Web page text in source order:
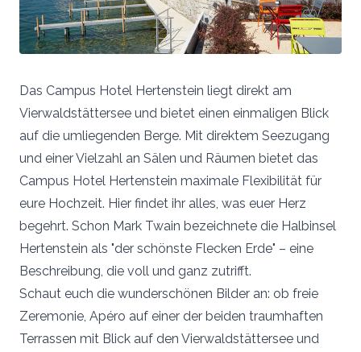
Das Campus Hotel Hertenstein liegt direkt am
Vierwaldstättersee und bietet einen einmaligen Blick
auf die umliegenden Berge. Mit direktem Seezugang
und einer Vielzahl an Sälen und Räumen bietet das
Campus Hotel Hertenstein maximale Flexibilität für
eure Hochzeit. Hier findet ihr alles, was euer Herz
begehrt. Schon Mark Twain bezeichnete die Halbinsel
Hertenstein als "der schönste Flecken Erde" – eine
Beschreibung, die voll und ganz zutrifft.
Schaut euch die wunderschönen Bilder an: ob freie
Zeremonie, Apéro auf einer der beiden traumhaften
Terrassen mit Blick auf den Vierwaldstättersee und